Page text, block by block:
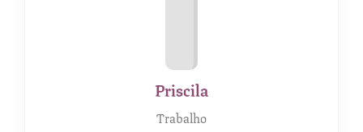
Priscila
Trabalho